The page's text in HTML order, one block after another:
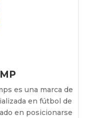
es una marca de
en fútbol de
en posicionarse